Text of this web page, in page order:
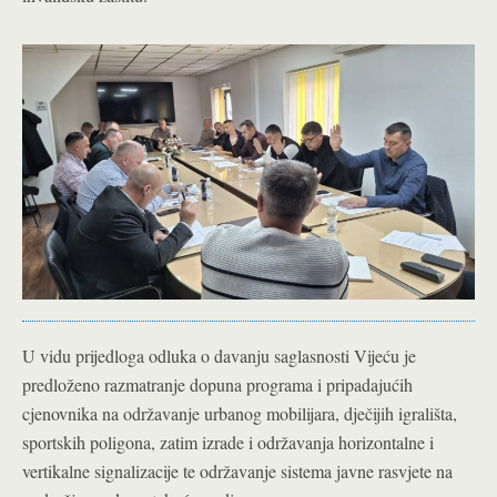
U vidu prijedloga odluka o davanju saglasnosti Vijeću je
predloženo razmatranje dopuna programa i pripadajućih
cjenovnika na održavanje urbanog mobilijara, dječijih igrališta,
sportskih poligona, zatim izrade i održavanja horizontalne i
vertikalne signalizacije te održavanje sistema javne rasvjete na